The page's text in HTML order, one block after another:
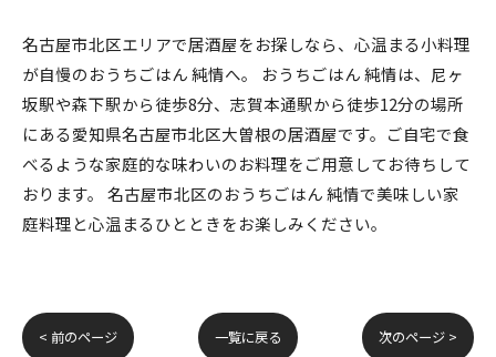
名古屋市北区エリアで居酒屋をお探しなら、心温まる小料理
が自慢のおうちごはん 純情へ。 おうちごはん 純情は、尼ヶ
坂駅や森下駅から徒歩8分、志賀本通駅から徒歩12分の場所
にある愛知県名古屋市北区大曽根の居酒屋です。ご自宅で食
べるような家庭的な味わいのお料理をご用意してお待ちして
おります。 名古屋市北区のおうちごはん 純情で美味しい家
庭料理と心温まるひとときをお楽しみください。
< 前のページ 一覧に戻る 次のページ >